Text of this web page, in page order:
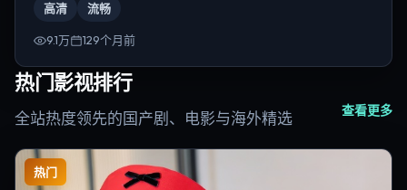
高清 流畅
9.1万 129个月前
热门影视排行
全站热度领先的国产剧、电影与海外精选 查看更多
热门